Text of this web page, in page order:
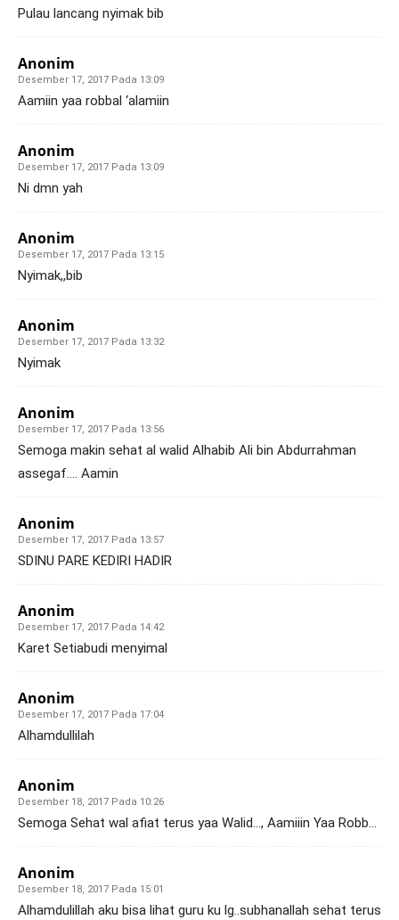
Pulau lancang nyimak bib
Anonim
Desember 17, 2017 Pada 13:09
Aamiin yaa robbal ‘alamiin
Anonim
Desember 17, 2017 Pada 13:09
Ni dmn yah
Anonim
Desember 17, 2017 Pada 13:15
Nyimak,,bib
Anonim
Desember 17, 2017 Pada 13:32
Nyimak
Anonim
Desember 17, 2017 Pada 13:56
Semoga makin sehat al walid Alhabib Ali bin Abdurrahman
assegaf…. Aamin
Anonim
Desember 17, 2017 Pada 13:57
SDINU PARE KEDIRI HADIR
Anonim
Desember 17, 2017 Pada 14:42
Karet Setiabudi menyimal
Anonim
Desember 17, 2017 Pada 17:04
Alhamdullilah
Anonim
Desember 18, 2017 Pada 10:26
Semoga Sehat wal afiat terus yaa Walid…, Aamiiin Yaa Robb…
Anonim
Desember 18, 2017 Pada 15:01
Alhamdulillah aku bisa lihat guru ku lg..subhanallah sehat terus